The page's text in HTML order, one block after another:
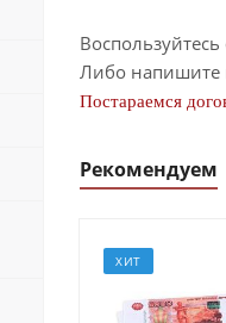
Либо напишите
Постараемся
Рекомендуем
ХИТ